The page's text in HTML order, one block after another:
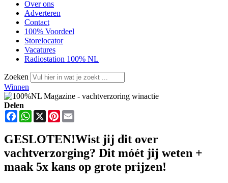
Over ons
Adverteren
Contact
100% Voordeel
Storelocator
Vacatures
Radiostation 100% NL
Zoeken
Winnen
Delen
FacebookWhatsApp
X Pinterest
GESLOTEN!Wist jij dit over
vachtverzorging? Dit móét jij weten +
maak 5x kans op grote prijzen!